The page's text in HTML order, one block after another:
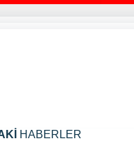
HABERLER